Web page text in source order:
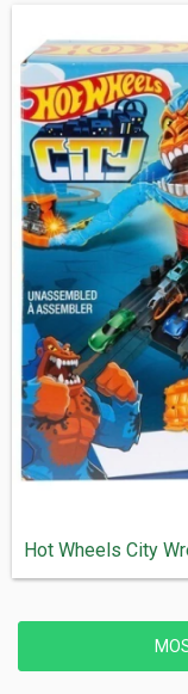
Hot Wheels City